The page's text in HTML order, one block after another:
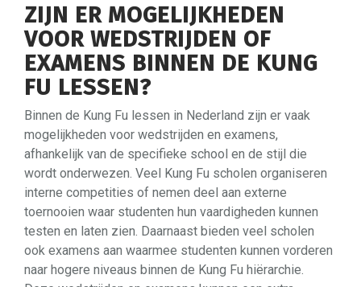
ZIJN ER MOGELIJKHEDEN
VOOR WEDSTRIJDEN OF
EXAMENS BINNEN DE KUNG
FU LESSEN?
Binnen de Kung Fu lessen in Nederland zijn er vaak
mogelijkheden voor wedstrijden en examens,
afhankelijk van de specifieke school en de stijl die
wordt onderwezen. Veel Kung Fu scholen organiseren
interne competities of nemen deel aan externe
toernooien waar studenten hun vaardigheden kunnen
testen en laten zien. Daarnaast bieden veel scholen
ook examens aan waarmee studenten kunnen vorderen
naar hogere niveaus binnen de Kung Fu hiërarchie.